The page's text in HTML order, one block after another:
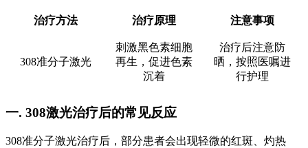
治疗方法 治疗原理 注意事项
308准分子激光
刺激黑色素细胞
再生，促进色素
沉着
治疗后注意防
晒，按照医嘱进
行护理
一. 308激光治疗后的常见反应
308准分子激光治疗后，部分患者会出现轻微的红斑、灼热